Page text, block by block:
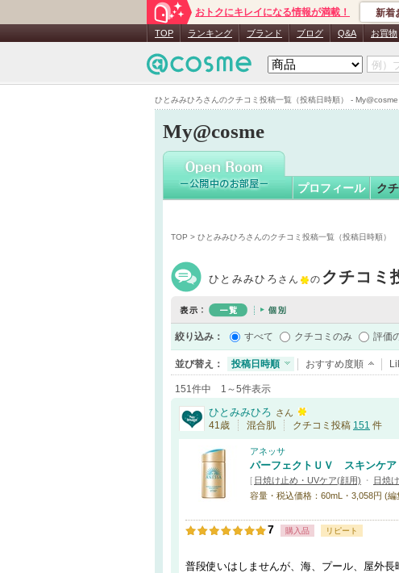
ひとみみひろさんのクチコミ投稿一覧（投稿日時順） - My@cosme
おトクにキレイになる情報が満載！ 新着
TOP ランキング ブランド ブログ Q&A お買物
My@cosme
ひとみみひ
プロフィール ク
TOP > ひとみみひろさんのクチコミ投稿一覧（投稿日時順）
ひとみみひろ さん の クチコミ
絞り込み： すべて クチコミのみ 評価
並び替え： 投稿日時順 おすすめ度順
151件中 1～5件表示
ひとみみひろ さん
41歳 混合肌 クチコミ投稿 151 件
アネッサ
パーフェクトＵＶ スキンケ
[ 日焼け止め・UVケア(顔用) ・ 日焼
容量・税込価格：60mL・3,058円 (編
7 購入品 リピート
普段使いはしませんが、海、プール、屋外長